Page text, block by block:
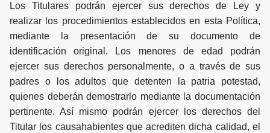
Los Titulares podrán ejercer sus derechos de Ley y
realizar los procedimientos establecidos en esta Política,
mediante la presentación de su documento de
identificación original. Los menores de edad podrán
ejercer sus derechos personalmente, o a través de sus
padres o los adultos que detenten la patria potestad,
quienes deberán demostrarlo mediante la documentación
pertinente. Así mismo podrán ejercer los derechos del
Titular los causahabientes que acrediten dicha calidad, el